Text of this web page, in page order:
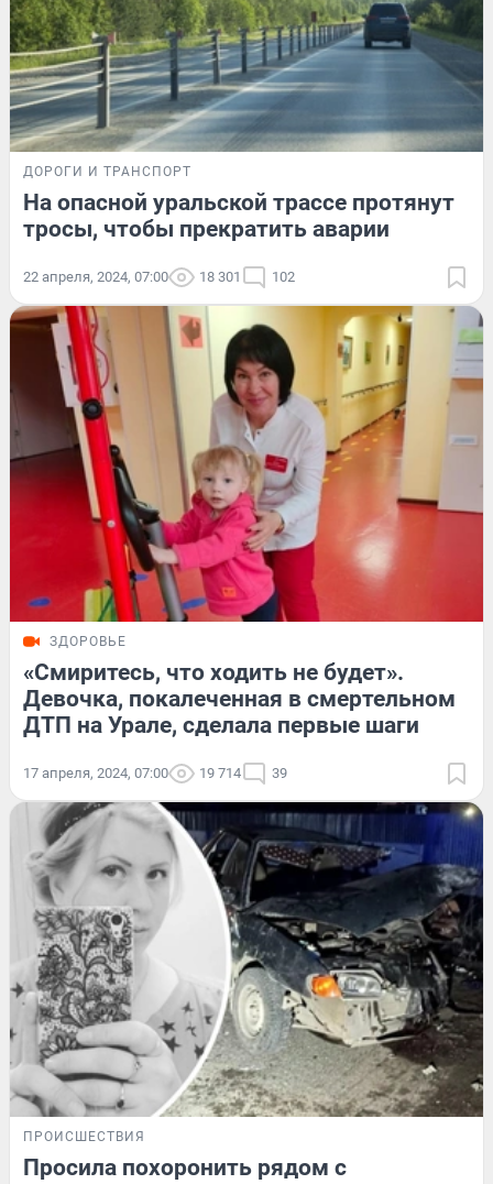
ДОРОГИ И ТРАНСПОРТ
На опасной уральской трассе протянут
тросы, чтобы прекратить аварии
22 апреля, 2024, 07:00 18 301 102
ЗДОРОВЬЕ
«Смиритесь, что ходить не будет».
Девочка, покалеченная в смертельном
ДТП на Урале, сделала первые шаги
17 апреля, 2024, 07:00 19 714 39
ПРОИСШЕСТВИЯ
Просила похоронить рядом с